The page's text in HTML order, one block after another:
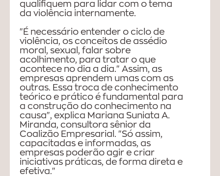
qualifiquem para lidar com o tema
da violência internamente.
"É necessário entender o ciclo de
violência, os conceitos de assédio
moral, sexual, falar sobre
acolhimento, para tratar o que
acontece no dia a dia." Assim, as
empresas aprendem umas com as
outras. Essa troca de conhecimento
teórico e prático é fundamental para
a construção do conhecimento na
causa", explica Mariana Suniata A.
Miranda, consultora sênior da
Coalizão Empresarial. "Só assim,
capacitadas e informadas, as
empresas poderão agir e criar
iniciativas práticas, de forma direta e
efetiva."